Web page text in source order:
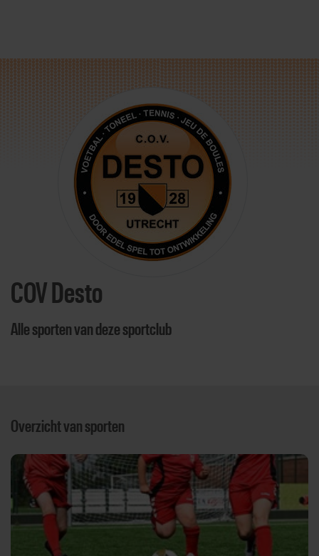
Direct door naar content
COV Desto
Alle sporten van deze sportclub
Overzicht van sporten